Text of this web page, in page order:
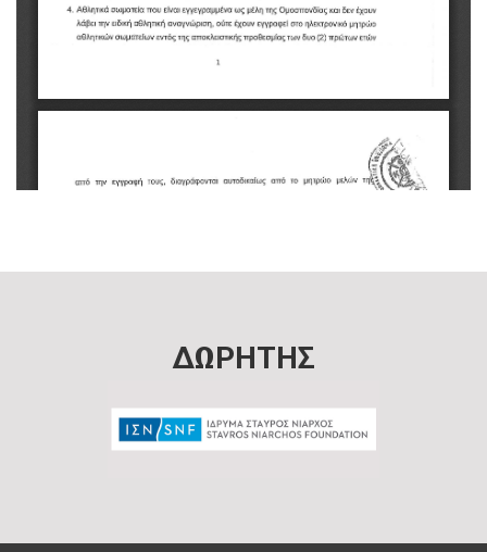
ΔΩΡΗΤΗΣ